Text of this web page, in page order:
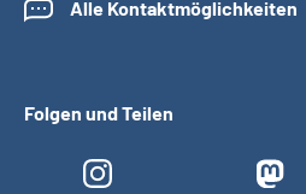
Alle Kontaktmöglichkeiten
Folgen und Teilen